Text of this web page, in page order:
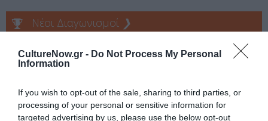
CultureNow.gr - Do Not Process My Personal
Information
If you wish to opt-out of the sale, sharing to third parties, or
processing of your personal or sensitive information for
targeted advertising by us, please use the below opt-out
Νέοι Διαγωνισμοί ❯
Tags
ΘΕΑΤΡΙΚΕΣ ΠΕΡΙΟΔΕΙΕΣ – ΠΑΡΑΣΤΑΣΕΙΣ ΚΑΛΟΚΑΙΡΙ 2024
ΚΟΥΚΛΟΘΕΑΤΡΟ
ΠΑΙΔΙΚΕΣ ΠΑΡΑΣΤΑΣΕΙΣ 2023 – 2024